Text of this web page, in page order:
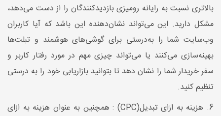
بالاتری نسبت به رایانه رومیزی بازدیدکنندگان را از دست می‌دهد،
مشکل دارید. این می‌تواند نشان‌دهنده این باشد که آیا کاربران
وب‌سایت شما را به‌درستی برای گوشی‌های هوشمند و تبلت‌ها
بهینه‌سازی می‌کنند یا می‌تواند چیزی مهم در مورد رفتار کاربر و
سفر خریدار شما را نشان دهد تا بتوانید بازاریابی خود را به درستی
تنظیم کنید.
6. هزینه به ازای تبدیل(CPC) : همچنین به عنوان هزینه به ازای